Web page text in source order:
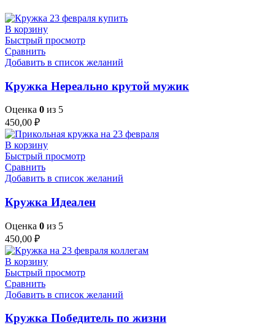
В корзину
Быстрый просмотр
Сравнить
Добавить в список желаний
Кружка Нереально крутой мужик
Оценка 0 из 5
450,00 ₽
В корзину
Быстрый просмотр
Сравнить
Добавить в список желаний
Кружка Идеален
Оценка 0 из 5
450,00 ₽
В корзину
Быстрый просмотр
Сравнить
Добавить в список желаний
Кружка Победитель по жизни